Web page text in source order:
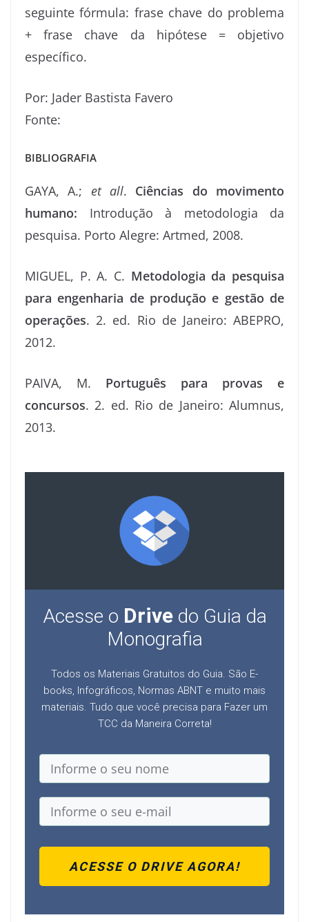
seguinte fórmula: frase chave do problema
+ frase chave da hipótese = objetivo
específico.
Por: Jader Bastista Favero
Fonte:
BIBLIOGRAFIA
GAYA, A.; et all. Ciências do movimento
humano: Introdução à metodologia da
pesquisa. Porto Alegre: Artmed, 2008.
MIGUEL, P. A. C. Metodologia da pesquisa
para engenharia de produção e gestão de
operações. 2. ed. Rio de Janeiro: ABEPRO,
2012.
PAIVA, M. Português para provas e
concursos. 2. ed. Rio de Janeiro: Alumnus,
2013.
Acesse o Drivedo Guia da
Monografia
Todos os Materiais Gratuitos do Guia. São E-
books, Infográficos, Normas ABNT e muito mais
materiais. Tudo que você precisa para Fazer um
TCC da Maneira Correta!
ACESSE O DRIVE AGORA!